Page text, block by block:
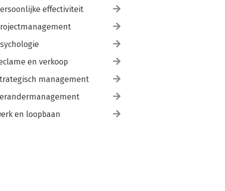
effectiviteit
en verkoop
management
en loopbaan